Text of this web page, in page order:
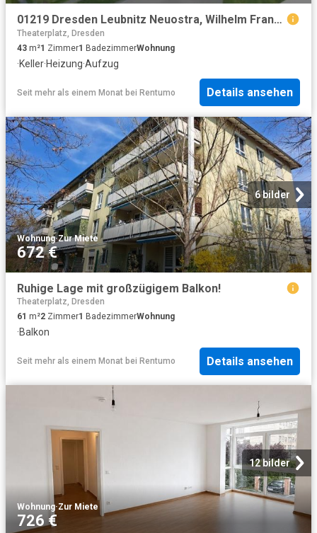
01219 Dresden Leubnitz Neuostra, Wilhelm Franke Straße 33a WE 22
Theaterplatz, Dresden
43 m²1 Zimmer1 BadezimmerWohnung
·Keller·Heizung·Aufzug
Seit mehr als einem Monat bei Rentumo Details ansehen
6 bilder
Wohnung·Zur Miete
672 €
Ruhige Lage mit großzügigem Balkon!
Theaterplatz, Dresden
61 m²2 Zimmer1 BadezimmerWohnung
·Balkon
Seit mehr als einem Monat bei Rentumo Details ansehen
12 bilder
Wohnung·Zur Miete
726 €